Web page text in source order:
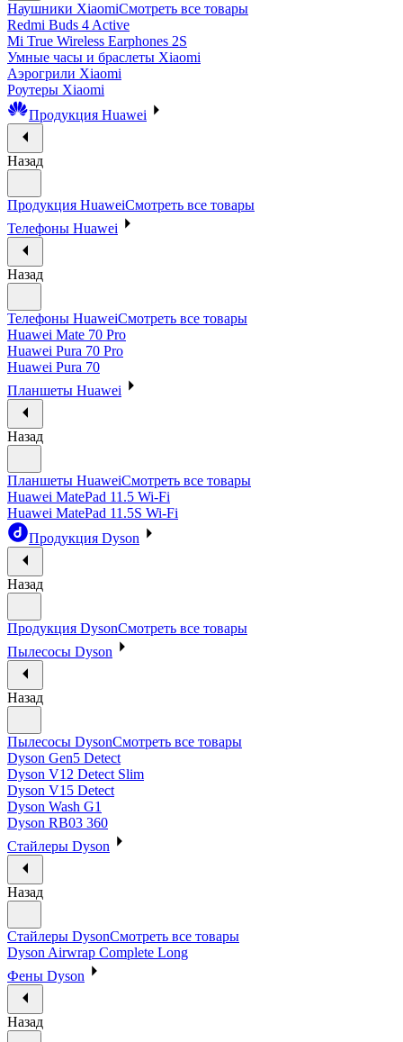
Наушники XiaomiСмотреть все товары
Redmi Buds 4 Active
Mi True Wireless Earphones 2S
Умные часы и браслеты Xiaomi
Аэрогрили Xiaomi
Роутеры Xiaomi
Продукция Huawei
Назад
Продукция HuaweiСмотреть все товары
Телефоны Huawei
Назад
Телефоны HuaweiСмотреть все товары
Huawei Mate 70 Pro
Huawei Pura 70 Pro
Huawei Pura 70
Планшеты Huawei
Назад
Планшеты HuaweiСмотреть все товары
Huawei MatePad 11.5 Wi-Fi
Huawei MatePad 11.5S Wi-Fi
Продукция Dyson
Назад
Продукция DysonСмотреть все товары
Пылесосы Dyson
Назад
Пылесосы DysonСмотреть все товары
Dyson Gen5 Detect
Dyson V12 Detect Slim
Dyson V15 Detect
Dyson Wash G1
Dyson RB03 360
Стайлеры Dyson
Назад
Стайлеры DysonСмотреть все товары
Dyson Airwrap Complete Long
Фены Dyson
Назад